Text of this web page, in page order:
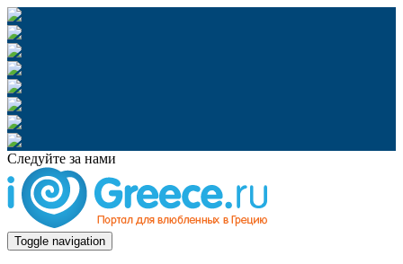
Следуйте за нами
Toggle navigation